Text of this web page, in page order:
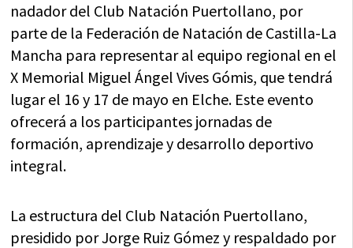
nadador del Club Natación Puertollano, por
parte de la Federación de Natación de Castilla-La
Mancha para representar al equipo regional en el
X Memorial Miguel Ángel Vives Gómis, que tendrá
lugar el 16 y 17 de mayo en Elche. Este evento
ofrecerá a los participantes jornadas de
formación, aprendizaje y desarrollo deportivo
integral.
La estructura del Club Natación Puertollano,
presidido por Jorge Ruiz Gómez y respaldado por